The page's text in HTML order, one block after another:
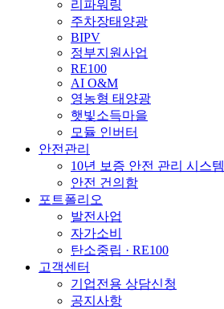
리파워링
주차장태양광
BIPV
정부지원사업
RE100
AI O&M
영농형 태양광
햇빛소득마을
모듈 인버터
안전관리
10년 보증 안전 관리 시스템
안전 건의함
포트폴리오
발전사업
자가소비
탄소중립 · RE100
고객센터
기업전용 상담신청
공지사항